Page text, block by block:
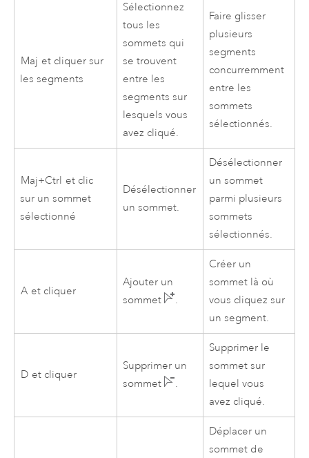
Maj et cliquer sur
les segments
Sélectionnez
tous les
sommets qui
se trouvent
entre les
segments sur
lesquels vous
avez cliqué.
Faire glisser
plusieurs
segments
concurremment
entre les
sommets
sélectionnés.
Maj+Ctrl et clic
sur un sommet
sélectionné
Désélectionner
un sommet.
Désélectionner
un sommet
parmi plusieurs
sommets
sélectionnés.
A et cliquer
Ajouter un
sommet
.
Créer un
sommet là où
vous cliquez sur
un segment.
D et cliquer
Supprimer un
sommet
.
Supprimer le
sommet sur
lequel vous
avez cliqué.
Déplacer un
sommet de